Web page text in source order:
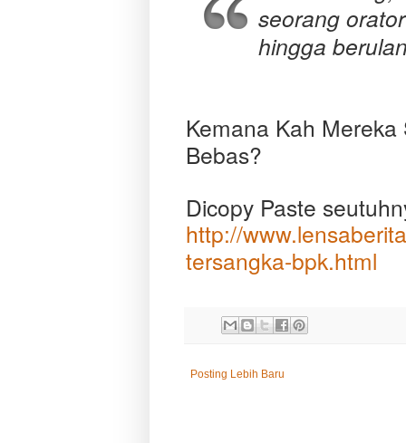
seorang
hingga
Kemana Kah
Bebas?
Dicopy Paste
http://
tersangka-bpk.html
Posting Lebih Baru